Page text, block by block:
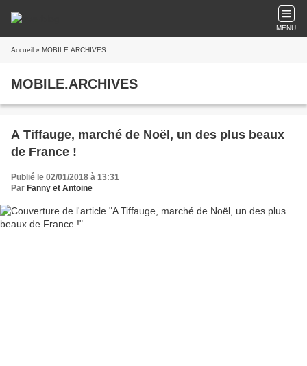
MENU
Accueil » MOBILE.ARCHIVES
MOBILE.ARCHIVES
A Tiffauge, marché de Noël, un des plus beaux
de France !
Publié le 02/01/2018 à 13:31
Par Fanny et Antoine